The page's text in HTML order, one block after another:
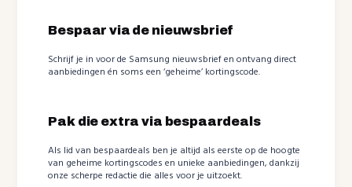
Bespaar via de nieuwsbrief
Schrijf je in voor de Samsung nieuwsbrief en ontvang direct
aanbiedingen én soms een ‘geheime’ kortingscode.
Pak die extra via bespaardeals
Als lid van bespaardeals ben je altijd als eerste op de hoogte
van geheime kortingscodes en unieke aanbiedingen, dankzij
onze scherpe redactie die alles voor je uitzoekt.